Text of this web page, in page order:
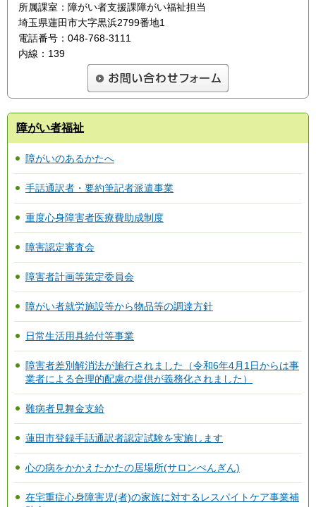
所属課室：障がい者支援課障がい福祉担当
埼玉県蓮田市大字黒浜2799番地1
電話番号：048-768-3111
内線：139
障がい者福祉
障がいのあるかたへ
手話通訳者・要約筆記者派遣事業
重度心身障害者医療費助成制度
障害認定審査会
障害者計画等策定委員会
障がい者就労施設等から物品等の調達方針
日常生活用具給付等事業
障害者差別解消法が施行されました（令和6年4月1日からは事
業者による合理的配慮の提供が義務化されました）
難病者見舞金支給
蓮田市登録手話通訳者認定試験を実施します
心の病をかかえたかたの居場所(サロンぺんぎん)
在宅重症心身障害児(者)の家族に対するレスパイトケア事業補